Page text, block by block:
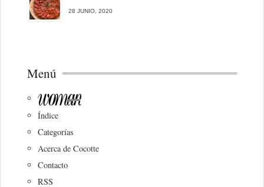
28 JUNIO, 2020
Menú
Índice
Categorías
Acerca de Cocotte
Contacto
RSS